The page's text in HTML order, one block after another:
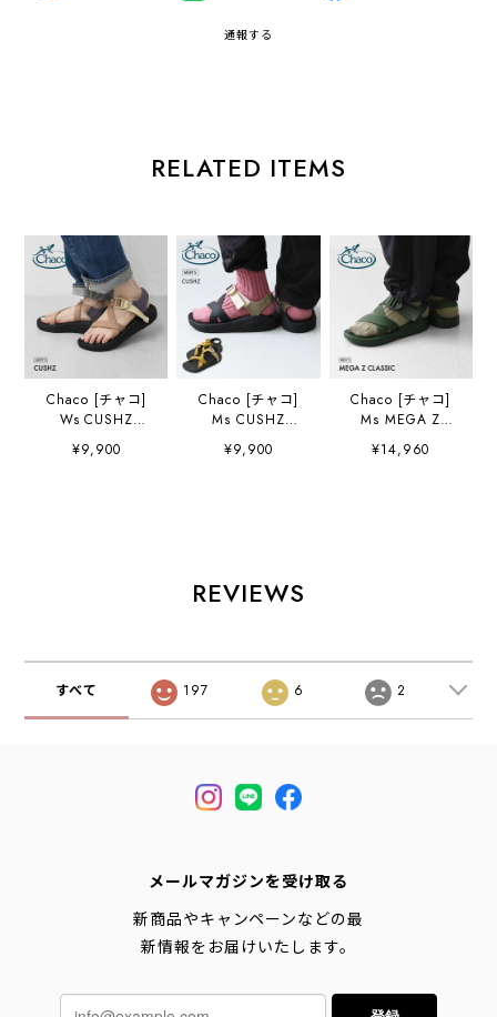
通報する
RELATED ITEMS
Chaco [チャコ]
Ws CUSHZ
[12365308] ウィ
メンズ クッシュ
[2026SS]
¥9,900
Chaco [チャコ]
Ms CUSHZ
[12366183] メン
ズ クッシュZ・サ
サンダル・クッシ
ョン性・キャン
[2026SS]
¥9,900
Chaco [チャコ]
Ms MEGA Z
CLASSIC
[12366187] メン
MEN'S [2026SS]
¥14,960
REVIEWS
すべて 197 6 2
メールマガジンを受け取る
新商品やキャンペーンなどの最
新情報をお届けいたします。